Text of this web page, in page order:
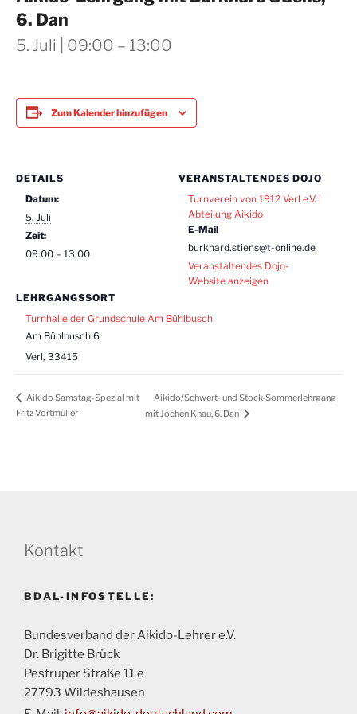
6. Dan
5. Juli | 09:00 – 13:00
Zum Kalender hinzufügen
DETAILS
Datum:
5. Juli
Zeit:
09:00 – 13:00
LEHRGANGSSORT
Turnhalle der Grundschule Am Bühlbusch
Am Bühlbusch 6
Verl, 33415
VERANSTALTENDES DOJO
Turnverein von 1912 Verl e.V. |
Abteilung Aikido
E-Mail
burkhard.stiens@t-online.de
Veranstaltendes Dojo-
Website anzeigen
Aikido Samstag-Spezial mit
Fritz Vortmüller
Aikido/Schwert- und Stock-Sommerlehrgang
mit Jochen Knau, 6. Dan
Kontakt
BDAL-INFOSTELLE:
Bundesverband der Aikido-Lehrer e.V.
Dr. Brigitte Brück
Pestruper Straße 11 e
27793 Wildeshausen